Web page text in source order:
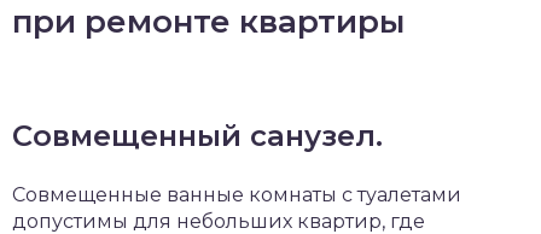
при ремонте квартиры
Совмещенный санузел.
Совмещенные ванные комнаты с туалетами
допустимы для небольших квартир, где